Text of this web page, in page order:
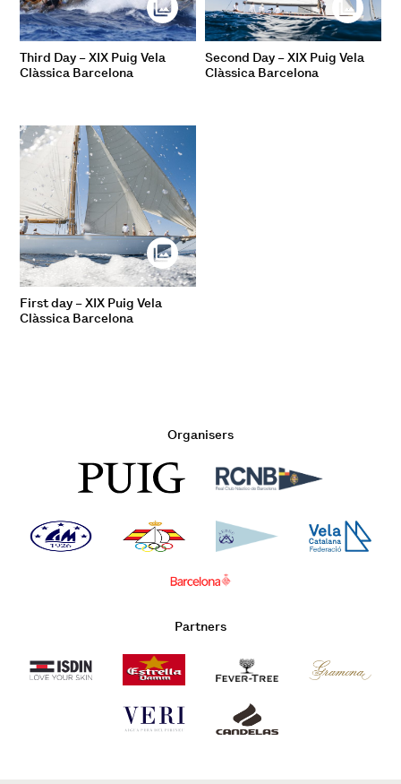
Third Day – XIX Puig Vela
Clàssica Barcelona
Second Day – XIX Puig Vela
Clàssica Barcelona
First day – XIX Puig Vela
Clàssica Barcelona
Organisers
Partners